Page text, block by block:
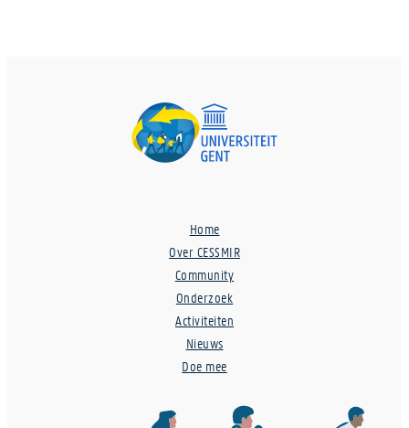
Home
Over CESSMIR
Community
Onderzoek
Activiteiten
Nieuws
Doe mee